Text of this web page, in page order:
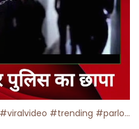
मसाज पार्लर पर पुलिस का छापा ! #viralvideo #trending #parlour